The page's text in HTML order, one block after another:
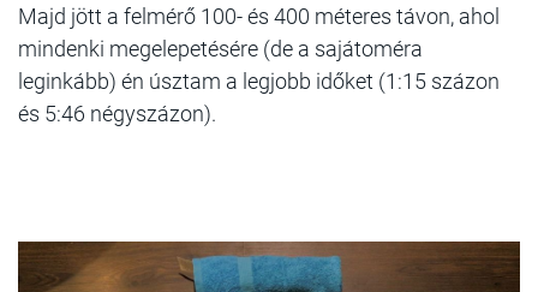
Majd jött a felmérő 100- és 400 méteres távon, ahol
mindenki megelepetésére (de a sajátoméra
leginkább) én úsztam a legjobb időket (1:15 százon
és 5:46 négyszázon).